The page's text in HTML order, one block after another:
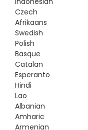
Czech
Afrikaans
Swedish
Polish
Basque
Catalan
Esperanto
Hindi
Lao
Albanian
Amharic
Armenian